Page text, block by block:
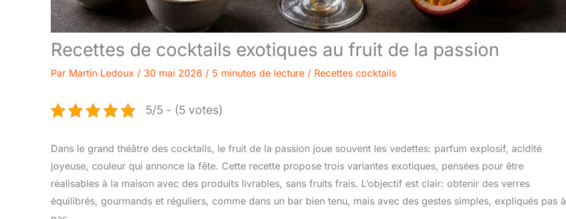
Recettes de cocktails exotiques au fruit de la passion
Par Martin Ledoux / 30 mai 2026 / 5 minutes de lecture / Recettes cocktails
5/5 - (5 votes)
Dans le grand théâtre des cocktails, le fruit de la passion joue souvent les vedettes: parfum explosif, acidité
joyeuse, couleur qui annonce la fête. Cette recette propose trois variantes exotiques, pensées pour être
réalisables à la maison avec des produits livrables, sans fruits frais. L’objectif est clair: obtenir des verres
équilibrés, gourmands et réguliers, comme dans un bar bien tenu, mais avec des gestes simples, expliqués pas à